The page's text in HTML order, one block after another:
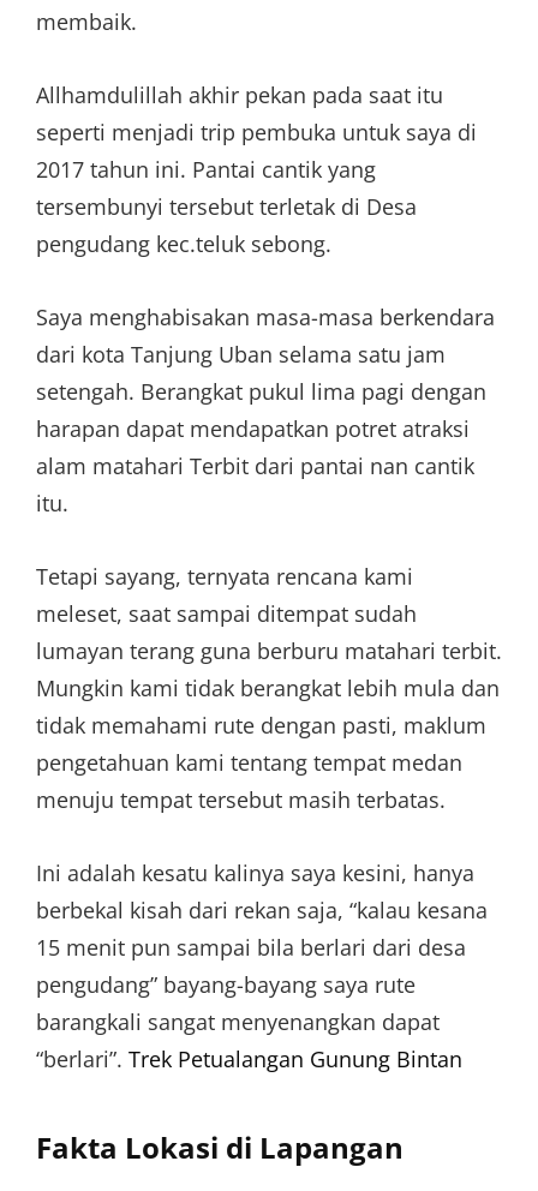
membaik.
Allhamdulillah akhir pekan pada saat itu
seperti menjadi trip pembuka untuk saya di
2017 tahun ini. Pantai cantik yang
tersembunyi tersebut terletak di Desa
pengudang kec.teluk sebong.
Saya menghabisakan masa-masa berkendara
dari kota Tanjung Uban selama satu jam
setengah. Berangkat pukul lima pagi dengan
harapan dapat mendapatkan potret atraksi
alam matahari Terbit dari pantai nan cantik
itu.
Tetapi sayang, ternyata rencana kami
meleset, saat sampai ditempat sudah
lumayan terang guna berburu matahari terbit.
Mungkin kami tidak berangkat lebih mula dan
tidak memahami rute dengan pasti, maklum
pengetahuan kami tentang tempat medan
menuju tempat tersebut masih terbatas.
Ini adalah kesatu kalinya saya kesini, hanya
berbekal kisah dari rekan saja, “kalau kesana
15 menit pun sampai bila berlari dari desa
pengudang” bayang-bayang saya rute
barangkali sangat menyenangkan dapat
“berlari”. Trek Petualangan Gunung Bintan
Fakta Lokasi di Lapangan